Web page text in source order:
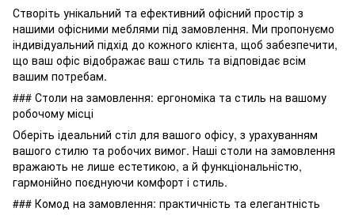
Створіть унікальний та ефективний офісний простір з
нашими офісними меблями під замовлення. Ми пропонуємо
індивідуальний підхід до кожного клієнта, щоб забезпечити,
що ваш офіс відображає ваш стиль та відповідає всім
вашим потребам.
### Столи на замовлення: ергономіка та стиль на вашому
робочому місці
Оберіть ідеальний стіл для вашого офісу, з урахуванням
вашого стилю та робочих вимог. Наші столи на замовлення
вражають не лише естетикою, а й функціональністю,
гармонійно поєднуючи комфорт і стиль.
### Комод на замовлення: практичність та елегантність